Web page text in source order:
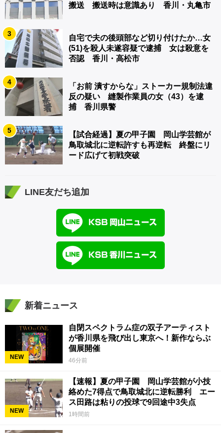
搬送 搬送時は意識あり 香川・丸亀市
3
自宅で夫の後頭部など切り付けたか…女
(51)を殺人未遂容疑で逮捕 女は殺意を
否認 香川・高松市
4
「お前 潰すからな」ストーカー規制法違
反の疑い 縫製作業員の女（43）を逮
捕 香川県警
5
【試合経過】夏の甲子園 岡山学芸館が
鳥取城北に逆転許すも再逆転 終盤にリ
ード広げて初戦突破
LINE友だち追加
新着ニュース
NEW
自閉スペクトラム症の双子アーティスト
が香川県を飛び出し東京へ！新作ならぶ
個展開催
46分前
NEW
【速報】夏の甲子園 岡山学芸館が小技
絡めた7得点で鳥取城北に逆転勝利 エー
ス田路は粘りの投球で9回途中3失点
1時間前